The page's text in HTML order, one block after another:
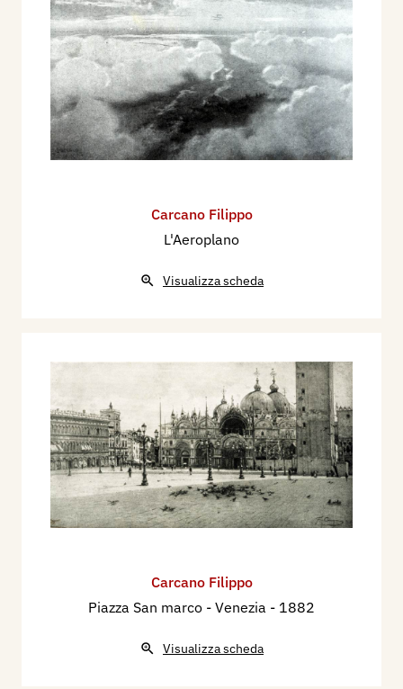
Carcano Filippo
L'Aeroplano
Visualizza scheda
Carcano Filippo
Piazza San marco - Venezia - 1882
Visualizza scheda